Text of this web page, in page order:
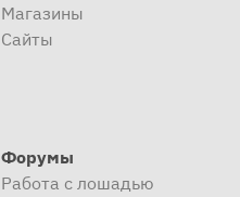
Магазины
Сайты
Форумы
Работа с лошадью